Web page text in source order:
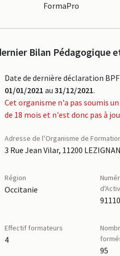
FormaPro
Bilan Pédagogique
Date de dernière déclaration BPF
01/01/2021 au 31/12/2021.
Cet organisme n'a pas soumis
de 18 mois et n'est donc pas à
Adresse de l’Organisme de
3 Rue Jean Vilar, 11200
Région
Occitanie
Effectif formateurs
4
95